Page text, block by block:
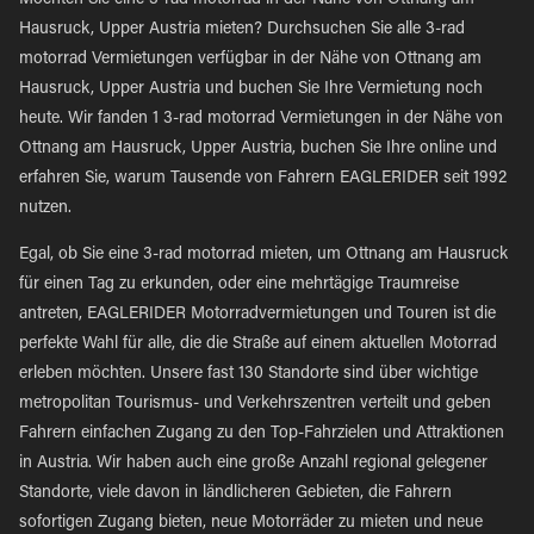
Hausruck, Upper Austria mieten? Durchsuchen Sie alle 3-rad
motorrad Vermietungen verfügbar in der Nähe von Ottnang am
Hausruck, Upper Austria und buchen Sie Ihre Vermietung noch
heute. Wir fanden 1 3-rad motorrad Vermietungen in der Nähe von
Ottnang am Hausruck, Upper Austria, buchen Sie Ihre online und
erfahren Sie, warum Tausende von Fahrern EAGLERIDER seit 1992
nutzen.
Egal, ob Sie eine 3-rad motorrad mieten, um Ottnang am Hausruck
für einen Tag zu erkunden, oder eine mehrtägige Traumreise
antreten, EAGLERIDER Motorradvermietungen und Touren ist die
perfekte Wahl für alle, die die Straße auf einem aktuellen Motorrad
erleben möchten. Unsere fast 130 Standorte sind über wichtige
metropolitan Tourismus- und Verkehrszentren verteilt und geben
Fahrern einfachen Zugang zu den Top-Fahrzielen und Attraktionen
in Austria. Wir haben auch eine große Anzahl regional gelegener
Standorte, viele davon in ländlicheren Gebieten, die Fahrern
sofortigen Zugang bieten, neue Motorräder zu mieten und neue